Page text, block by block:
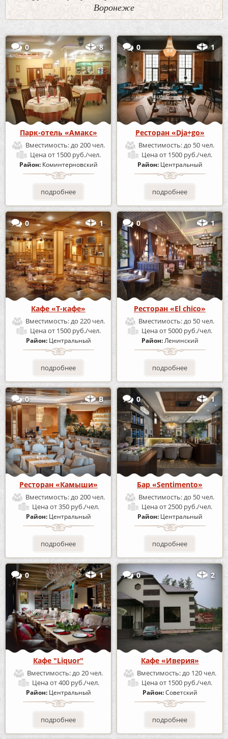
Воронеже
0 8
Парк-отель «Амакс»
Вместимость:до 200 чел.
Ценаот 1500 руб./чел.
Район: Коминтерновский
подробнее
0 1
Ресторан «Dja+go»
Вместимость:до 50 чел.
Ценаот 1500 руб./чел.
Район: Центральный
подробнее
0 1
Кафе «Т-кафе»
Вместимость:до 220 чел.
Ценаот 1500 руб./чел.
Район: Центральный
подробнее
0 1
Ресторан «El chico»
Вместимость:до 50 чел.
Ценаот 5000 руб./чел.
Район:Ленинский
подробнее
0 В
Ресторан «Камыши»
Вместимость:до 200 чел.
Ценаот 350 руб./чел.
Район: Центральный
подробнее
0 1
Бар «Sentimento»
Вместимость:до 50 чел.
Ценаот 2500 руб./чел.
Район: Центральный
подробнее
0 1
Кафе "Liquor"
Вместимость:до 20 чел.
Ценаот 400 руб./чел.
Район: Центральный
подробнее
0 2
Кафе «Иверия»
Вместимость:до 120 чел.
Ценаот 1500 руб./чел.
Район:Советский
подробнее